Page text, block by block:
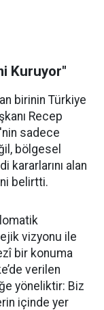
Kuruyor"
birinin Türkiye
Recep
sadece
bölgesel
kararlarını alan
belirtti.
vizyonu ile
bir konuma
verilen
yöneliktir: Biz
içinde yer